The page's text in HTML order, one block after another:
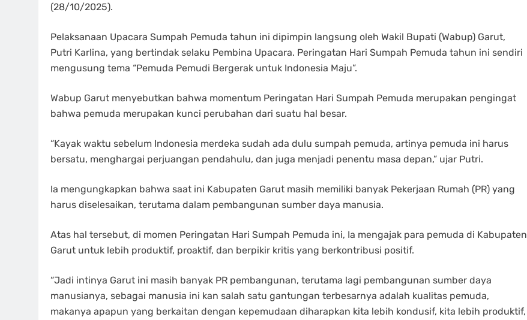
(28/10/2025).
Pelaksanaan Upacara Sumpah Pemuda tahun ini dipimpin langsung oleh Wakil Bupati (Wabup) Garut,
Putri Karlina, yang bertindak selaku Pembina Upacara. Peringatan Hari Sumpah Pemuda tahun ini sendiri
mengusung tema “Pemuda Pemudi Bergerak untuk Indonesia Maju”.
Wabup Garut menyebutkan bahwa momentum Peringatan Hari Sumpah Pemuda merupakan pengingat
bahwa pemuda merupakan kunci perubahan dari suatu hal besar.
“Kayak waktu sebelum Indonesia merdeka sudah ada dulu sumpah pemuda, artinya pemuda ini harus
bersatu, menghargai perjuangan pendahulu, dan juga menjadi penentu masa depan,” ujar Putri.
Ia mengungkapkan bahwa saat ini Kabupaten Garut masih memiliki banyak Pekerjaan Rumah (PR) yang
harus diselesaikan, terutama dalam pembangunan sumber daya manusia.
Atas hal tersebut, di momen Peringatan Hari Sumpah Pemuda ini, Ia mengajak para pemuda di Kabupaten
Garut untuk lebih produktif, proaktif, dan berpikir kritis yang berkontribusi positif.
“Jadi intinya Garut ini masih banyak PR pembangunan, terutama lagi pembangunan sumber daya
manusianya, sebagai manusia ini kan salah satu gantungan terbesarnya adalah kualitas pemuda,
makanya apapun yang berkaitan dengan kepemudaan diharapkan kita lebih kondusif, kita lebih produktif,